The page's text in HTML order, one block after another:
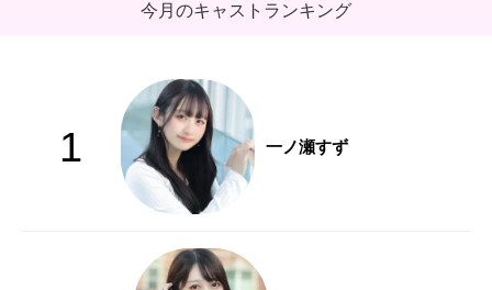
今月のキャストランキング
1 一ノ瀬すず